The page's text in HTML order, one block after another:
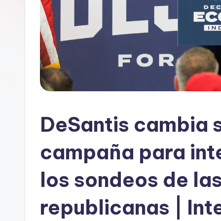
DeSantis cambia
campaña para
los sondeos de
republicanas |